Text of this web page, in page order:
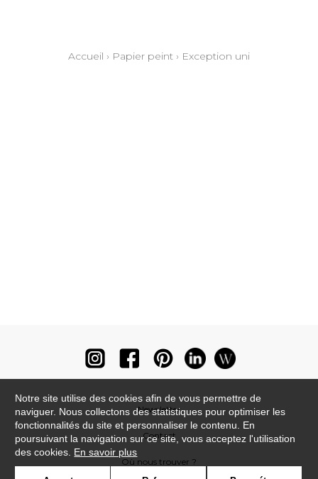
Accueil › Papier peint › Exception uni
Newsletter
Contact
Où nous trouver ?
Notre site utilise des cookies afin de vous permettre de
naviguer. Nous collectons des statistiques pour optimiser les
fonctionnalités du site et personnaliser le contenu. En
poursuivant la navigation sur ce site, vous acceptez l'utilisation
des cookies. En savoir plus